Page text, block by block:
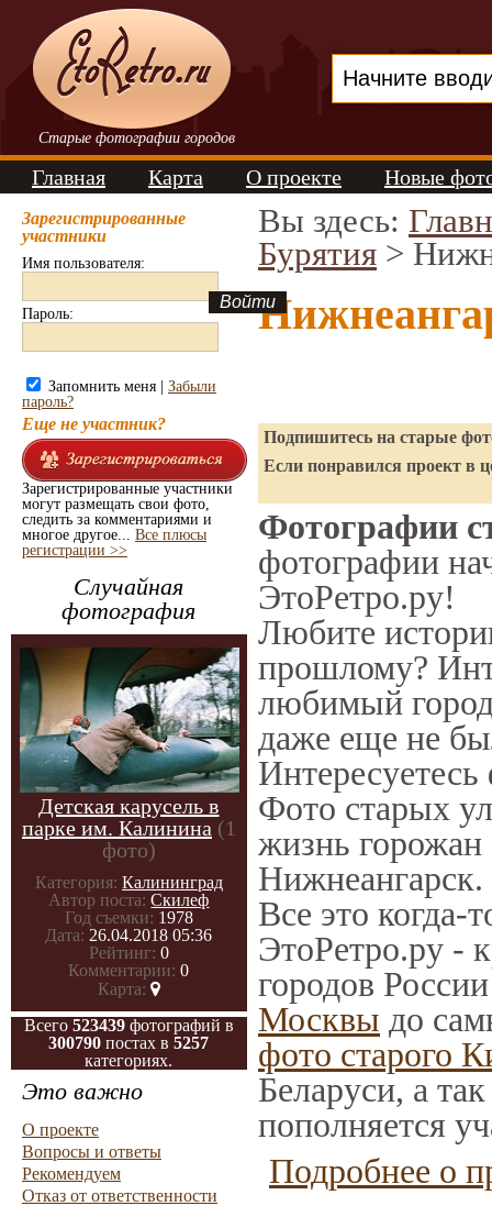
Старые фотографии городов
Главная Карта О проекте Новые
Зарегистрированные
участники
Имя пользователя:
Пароль:
Запомнить меня | Забыли
пароль?
Еще не участник?
Зарегистрированные участники
могут размещать свои фото,
следить за комментариями и
многое другое... Все плюсы
регистрации >>
Случайная
фотография
Детская карусель в
парке им. Калинина (1
фото)
Категория: Калининград
Автор поста: Скилеф
Год съемки: 1978
Дата: 26.04.2018 05:36
Рейтинг: 0
Комментарии: 0
Карта:
Всего 523439 фотографий в
300790 постах в5257
категориях.
Это важно
О проекте
Вопросы и ответы
Рекомендуем
Отказ от ответственности
Вы здесь:
Бурятия >
Подпишитесь на старые
Если понравился проект в
Фотографии
фотографии
ЭтоРетро.ру!
Любите
прошлому?
любимый
даже еще не
Интересуетесь
Фото старых
жизнь горожан
Нижнеангарск.
Все это когда-
ЭтоРетро.ру -
городов
Москвы до
фото старого
Беларуси, а
пополняется
Подробнее о